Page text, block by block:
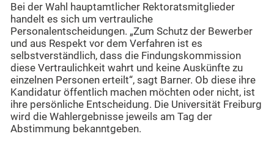
Bei der Wahl hauptamtlicher Rektoratsmitglieder
handelt es sich um vertrauliche
Personalentscheidungen. „Zum Schutz der Bewerber
und aus Respekt vor dem Verfahren ist es
selbstverständlich, dass die Findungskommission
diese Vertraulichkeit wahrt und keine Auskünfte zu
einzelnen Personen erteilt“, sagt Barner. Ob diese ihre
Kandidatur öffentlich machen möchten oder nicht, ist
ihre persönliche Entscheidung. Die Universität Freiburg
wird die Wahlergebnisse jeweils am Tag der
Abstimmung bekanntgeben.